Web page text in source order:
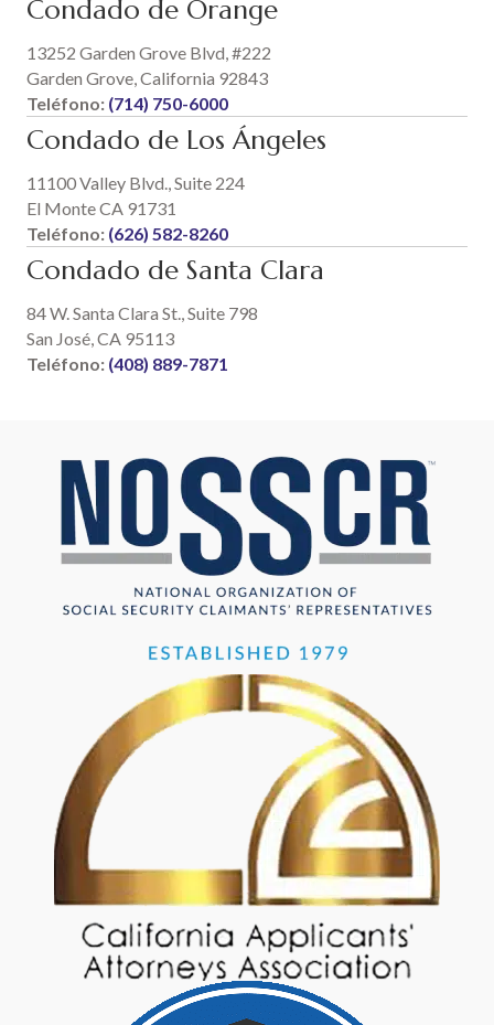
Condado de Orange
13252 Garden Grove Blvd, #222
Garden Grove, California 92843
Teléfono: (714) 750-6000
Condado de Los Ángeles
11100 Valley Blvd., Suite 224
El Monte CA 91731
Teléfono: (626) 582-8260
Condado de Santa Clara
84 W. Santa Clara St., Suite 798
San José, CA 95113
Teléfono: (408) 889-7871